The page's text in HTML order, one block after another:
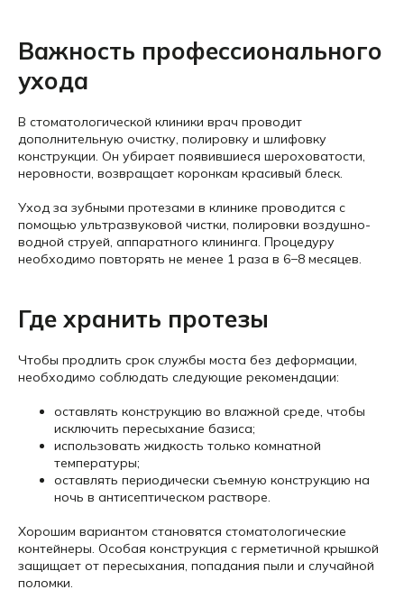
Важность профессионального
ухода
В стоматологической клиники врач проводит
дополнительную очистку, полировку и шлифовку
конструкции. Он убирает появившиеся шероховатости,
неровности, возвращает коронкам красивый блеск.
Уход за зубными протезами в клинике проводится с
помощью ультразвуковой чистки, полировки воздушно-
водной струей, аппаратного клининга. Процедуру
необходимо повторять не менее 1 раза в 6−8 месяцев.
Где хранить протезы
Чтобы продлить срок службы моста без деформации,
необходимо соблюдать следующие рекомендации:
оставлять конструкцию во влажной среде, чтобы
исключить пересыхание базиса;
использовать жидкость только комнатной
температуры;
оставлять периодически съемную конструкцию на
ночь в антисептическом растворе.
Хорошим вариантом становятся стоматологические
контейнеры. Особая конструкция с герметичной крышкой
защищает от пересыхания, попадания пыли и случайной
поломки.